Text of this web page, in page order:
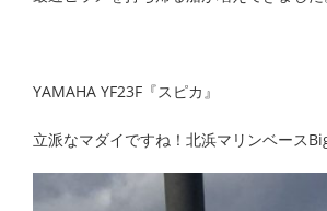
YAMAHA YF23F『スピカ』
立派なマダイですね！北浜マリンベース